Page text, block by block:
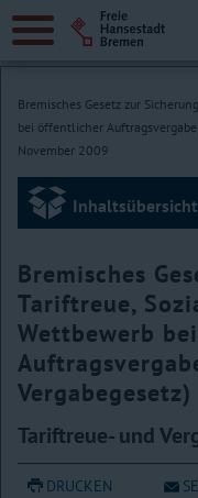
Bremisches Gesetz zur
bei öffentlicher
November 2009
Inhaltsübersicht
Bremisches
Tariftreue,
Wettbewerb
Vergabegesetz)
Tariftreue- und
DRUCKEN